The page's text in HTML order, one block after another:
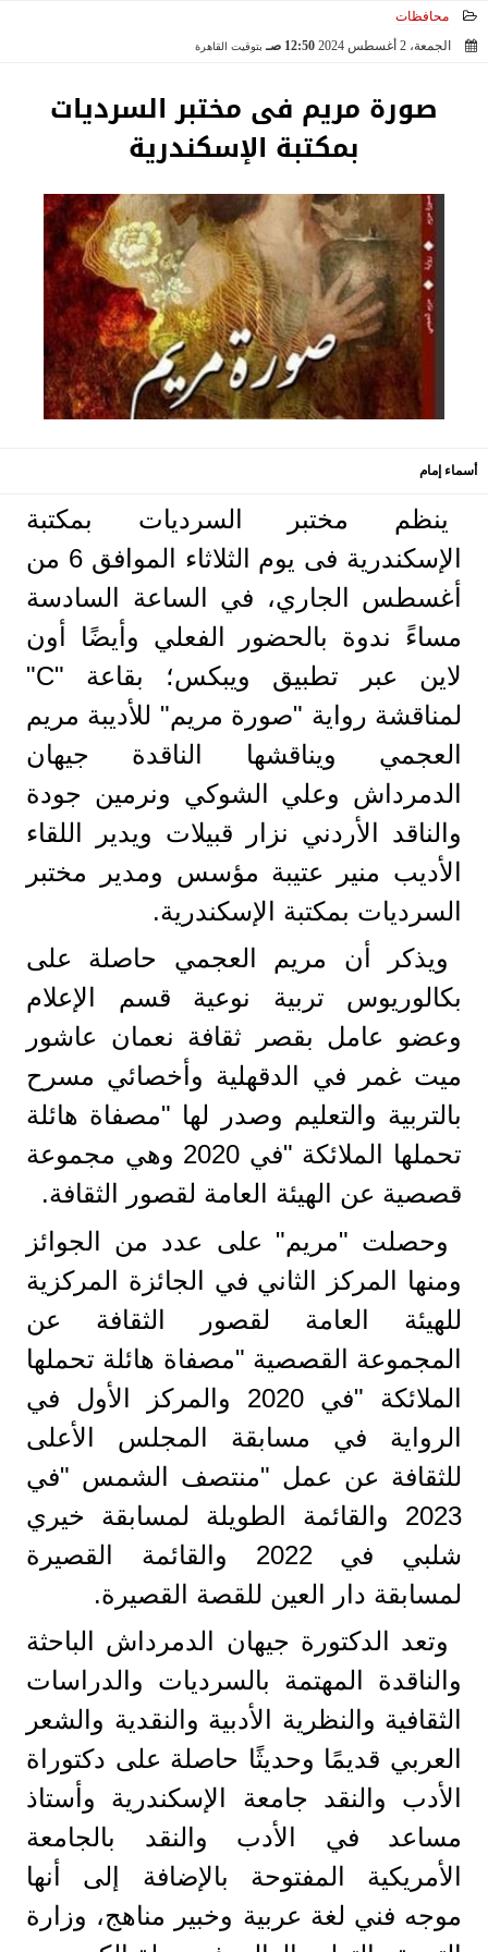
محافظات
الجمعة، 2 أغسطس 2024
12:50 صـ بتوقيت القاهرة
صورة مريم فى مختبر السرديات
بمكتبة الإسكندرية
أسماء إمام
ينظم مختبر السرديات بمكتبة
الإسكندرية فى يوم الثلاثاء الموافق 6 من
أغسطس الجاري، في الساعة السادسة
مساءً ندوة بالحضور الفعلي وأيضًا أون
لاين عبر تطبيق ويبكس؛ بقاعة "C"
لمناقشة رواية "صورة مريم" للأديبة مريم
العجمي ويناقشها الناقدة جيهان
الدمرداش وعلي الشوكي ونرمين جودة
والناقد الأردني نزار قبيلات ويدير اللقاء
الأديب منير عتيبة مؤسس ومدير مختبر
السرديات بمكتبة الإسكندرية.
ويذكر أن مريم العجمي حاصلة على
بكالوريوس تربية نوعية قسم الإعلام
وعضو عامل بقصر ثقافة نعمان عاشور
ميت غمر في الدقهلية وأخصائي مسرح
بالتربية والتعليم وصدر لها "مصفاة هائلة
تحملها الملائكة "في 2020 وهي مجموعة
قصصية عن الهيئة العامة لقصور الثقافة.
وحصلت "مريم" على عدد من الجوائز
ومنها المركز الثاني في الجائزة المركزية
للهيئة العامة لقصور الثقافة عن
المجموعة القصصية "مصفاة هائلة تحملها
الملائكة "في 2020 والمركز الأول في
الرواية في مسابقة المجلس الأعلى
للثقافة عن عمل "منتصف الشمس "في
2023 والقائمة الطويلة لمسابقة خيري
شلبي في 2022 والقائمة القصيرة
لمسابقة دار العين للقصة القصيرة.
وتعد الدكتورة جيهان الدمرداش الباحثة
والناقدة المهتمة بالسرديات والدراسات
الثقافية والنظرية الأدبية والنقدية والشعر
العربي قديمًا وحديثًا حاصلة على دكتوراة
الأدب والنقد جامعة الإسكندرية وأستاذ
مساعد في الأدب والنقد بالجامعة
الأمريكية المفتوحة بالإضافة إلى أنها
موجه فني لغة عربية وخبير مناهج، وزارة